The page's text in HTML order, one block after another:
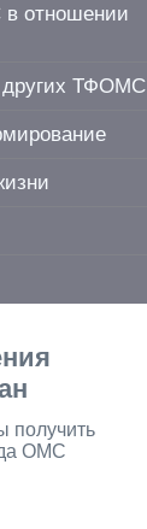
отношении
ТФОМС
получить
ОМС